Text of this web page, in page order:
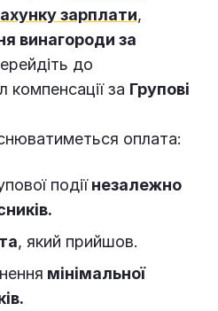
зарплати,
винагороди за
до
компенсації за Групові
оплата:
подіїнезалежно
, який прийшов.
мінімальної